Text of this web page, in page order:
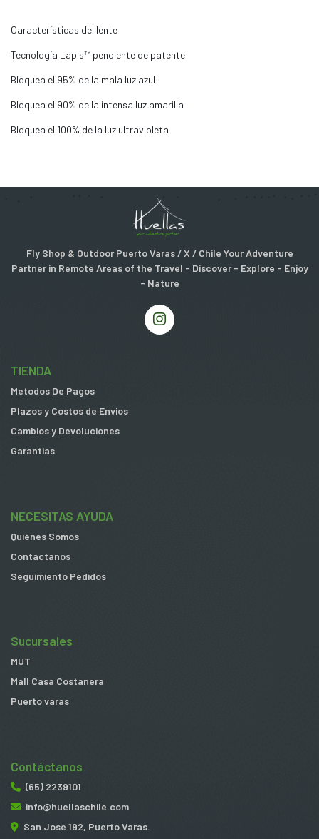
Características del lente
Tecnología Lapis™ pendiente de patente
Bloquea el 95% de la mala luz azul
Bloquea el 90% de la intensa luz amarilla
Bloquea el 100% de la luz ultravioleta
Fly Shop & Outdoor Puerto Varas / X / Chile Your Adventure
Partner in Remote Areas of the Travel - Discover - Explore - Enjoy
- Nature
TIENDA
Metodos De Pagos
Plazos y Costos de Envios
Cambios y Devoluciones
Garantias
NECESITAS AYUDA
Quiénes Somos
Contactanos
Seguimiento Pedidos
Sucursales
MUT
Mall Casa Costanera
Puerto varas
Contáctanos
(65) 2239101
info@huellaschile.com
San Jose 192, Puerto Varas.